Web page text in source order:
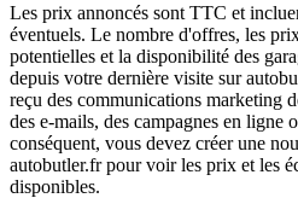
Les prix annoncés sont TTC et
éventuels. Le nombre d'offres, les
potentielles et la disponibilité des
depuis votre dernière visite sur
reçu des communications marketing
des e-mails, des campagnes en ligne
conséquent, vous devez créer une
autobutler.fr pour voir les prix et les
disponibles.